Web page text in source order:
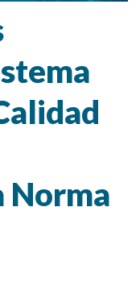
Norma